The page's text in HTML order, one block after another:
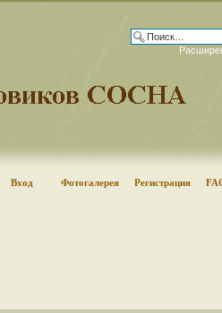
Вход Фотогалерея Регистрация